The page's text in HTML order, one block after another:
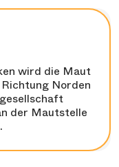
wird die Maut
Norden
der Mautstelle